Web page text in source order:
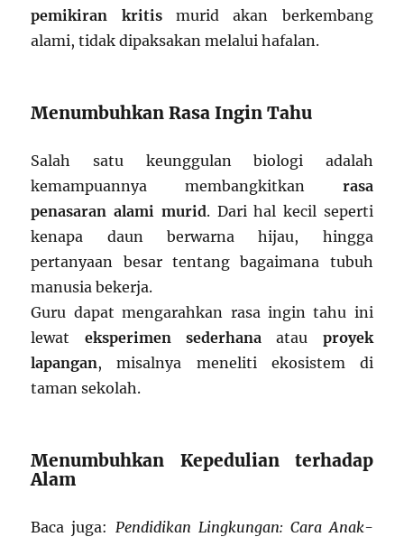
pemikiran kritismurid akan berkembang
alami, tidak dipaksakan melalui hafalan.
Menumbuhkan Rasa Ingin Tahu
Salah satu keunggulan biologi adalah
kemampuannya membangkitkan rasa
penasaran alami murid. Dari hal kecil seperti
kenapa daun berwarna hijau, hingga
pertanyaan besar tentang bagaimana tubuh
manusia bekerja.
Guru dapat mengarahkan rasa ingin tahu ini
lewat eksperimen sederhana atau proyek
lapangan, misalnya meneliti ekosistem di
taman sekolah.
Menumbuhkan Kepedulian terhadap
Alam
Baca juga: Pendidikan Lingkungan: Cara Anak-